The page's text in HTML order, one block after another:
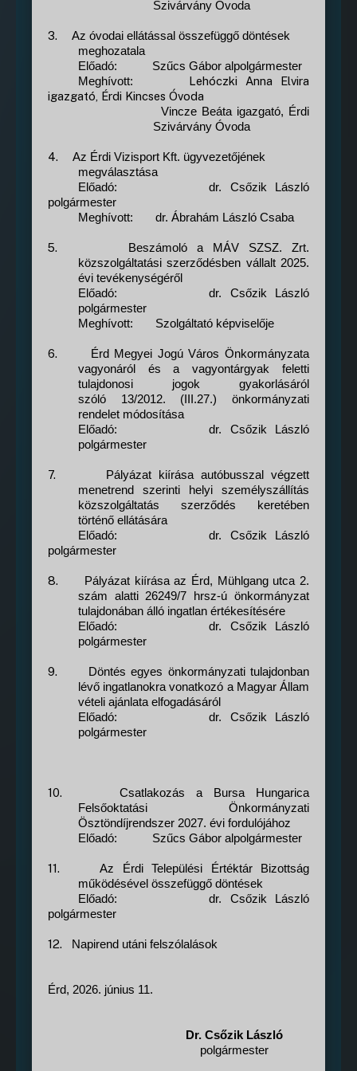
Szivárvány Óvoda
3.
Az óvodai ellátással összefüggő döntések
meghozatala
Előadó:
Szűcs Gábor alpolgármester
Meghívott:
Lehóczki Anna Elvira
igazgató, Érdi Kincses Óvoda
Vincze Beáta igazgató, Érdi
Szivárvány Óvoda
4.
Az Érdi Vizisport Kft. ügyvezetőjének
megválasztása
Előadó:
dr. Csőzik László
polgármester
Meghívott:
dr. Ábrahám László Csaba
5.
Beszámoló a MÁV SZSZ. Zrt.
közszolgáltatási szerződésben vállalt 2025.
évi tevékenységéről
Előadó:
dr. Csőzik László
polgármester
Meghívott:
Szolgáltató képviselője
6.
Érd Megyei Jogú Város Önkormányzata
vagyonáról és a vagyontárgyak feletti
tulajdonosi jogok gyakorlásáról
szóló 13/2012. (III.27.) önkormányzati
rendelet módosítása
Előadó:
dr. Csőzik László
polgármester
7.
Pályázat kiírása autóbusszal végzett
menetrend szerinti helyi személyszállítás
közszolgáltatás szerződés keretében
történő ellátására
Előadó:
dr. Csőzik László
polgármester
8.
Pályázat kiírása az Érd, Mühlgang utca 2.
szám alatti 26249/7 hrsz-ú önkormányzat
tulajdonában álló ingatlan értékesítésére
Előadó:
dr. Csőzik László
polgármester
9.
Döntés egyes önkormányzati tulajdonban
lévő ingatlanokra vonatkozó a Magyar Állam
vételi ajánlata elfogadásáról
Előadó:
dr. Csőzik László
polgármester
10.
Csatlakozás a Bursa Hungarica
Felsőoktatási Önkormányzati
Ösztöndíjrendszer 2027. évi fordulójához
Előadó:
Szűcs Gábor alpolgármester
11.
Az Érdi Települési Értéktár Bizottság
működésével összefüggő döntések
Előadó:
dr. Csőzik László
polgármester
12. Napirend utáni felszólalások
Érd, 2026. június 11.
Dr. Csőzik László
polgármester